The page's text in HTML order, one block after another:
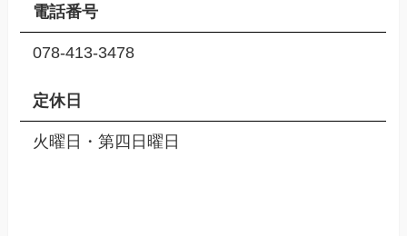
電話番号
078-413-3478
定休日
火曜日・第四日曜日